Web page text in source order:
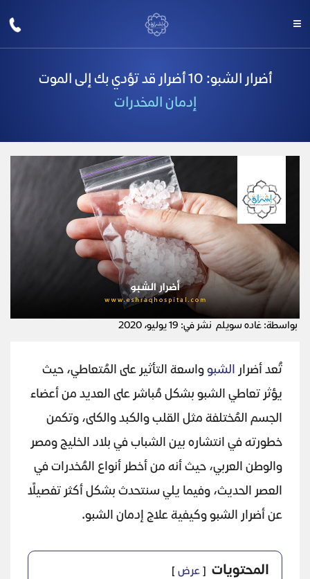
أضرار الشبو: 10 أضرار قد تؤدي بك إلى الموت
إدمان المخدرات
بواسطة: غاده سويلم نشر في: 19 يوليو، 2020
تُعد أضرار الشبوواسعة التأثير على المُتعاطي، حيث
يؤثر تعاطي الشبو بشكل مُباشر على العديد من أعضاء
الجسم المُختلفة مثل القلب والكبد والكلى، وتكمن
خطورته في انتشاره بين الشباب في بلاد الخليج ومصر
والوطن العربي، حيث أنه من أخطر أنواع المُخدرات في
العصر الحديث، وفيما يلي سنتحدث بشكل أكثر تفصيلًا
عن أضرار الشبو وكيفية علاج إدمان الشبو.
المحتويات عرض